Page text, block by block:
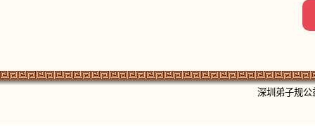
深圳弟子规